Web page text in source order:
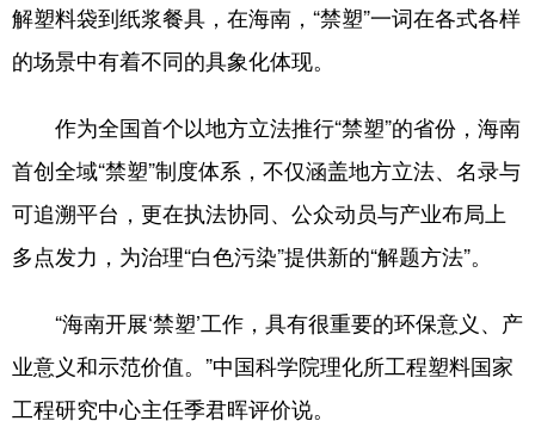
解塑料袋到纸浆餐具，在海南，“禁塑”一词在各式各样
的场景中有着不同的具象化体现。
作为全国首个以地方立法推行“禁塑”的省份，海南
首创全域“禁塑”制度体系，不仅涵盖地方立法、名录与
可追溯平台，更在执法协同、公众动员与产业布局上
多点发力，为治理“白色污染”提供新的“解题方法”。
“海南开展‘禁塑’工作，具有很重要的环保意义、产
业意义和示范价值。”中国科学院理化所工程塑料国家
工程研究中心主任季君晖评价说。